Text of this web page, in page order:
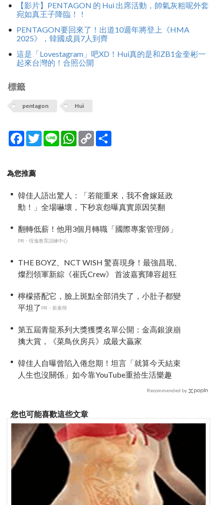
【影片】PENTAGON 的 Hui 出席活動，帥氣灰粗呢外套
宛如真王子降臨！！
PENTAGON要回來了！出道10週年將登上《HMA
2025》，韓國成員7人到齊
這是「Lovestagram」吧XD！Hui真的是和ZB1金奎彬一
起來台灣的！合照公開
標籤
pentagon Hui
Facebook
TwitterLine WhatsApp
Copy
Link
為您推薦
韓佳人語出驚人：「若能重來，我不會嫁延政
勳！」全場嚇壞，下秒哀怨曝真實原因笑翻
翻轉低薪！他用3個月轉職「國際專案管理師」
PR・恆逸教育訓練中心
THE BOYZ、NCT WISH 驚喜現身！最強昌珉、
燦烈領軍新綜《崔氏Crew》 首波嘉賓陣容超狂
檸檬搭配它，臉上斑點全部消失了，小肚子都變
平坦了 PR・新素簡
第五屆青龍系列大獎獲獎名單公開：金高銀淚崩
擒大賞，《菜鳥伙房兵》成最大贏家
韓佳人自曝曾陷入倦怠期！坦言「就算今天結束
人生也沒關係」如今靠YouTube重拾生活樂趣
Recommended by
您也可能喜歡這些文章